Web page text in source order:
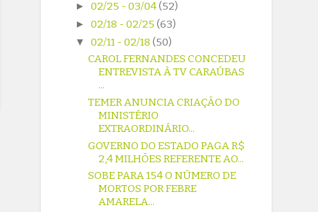
► 02/25 - 03/04(52)
► 02/18 - 02/25 (63)
▼ 02/11 - 02/18 (50)
CAROL FERNANDES CONCEDEU
ENTREVISTA À TV CARAÚBAS
...
TEMER ANUNCIA CRIAÇÃO DO
MINISTÉRIO
EXTRAORDINÁRIO...
GOVERNO DO ESTADO PAGA R$
2,4 MILHÕES REFERENTE AO...
SOBE PARA 154 O NÚMERO DE
MORTOS POR FEBRE
AMARELA...